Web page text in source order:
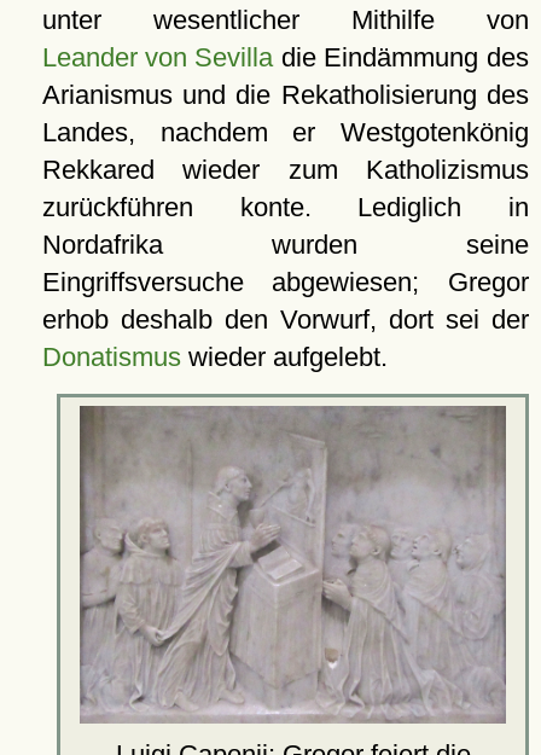
unter wesentlicher Mithilfe von
Leander von Sevilladie Eindämmung des
Arianismus und die Rekatholisierung des
Landes, nachdem er Westgotenkönig
Rekkared wieder zum Katholizismus
zurückführen konte. Lediglich in
Nordafrika wurden seine
Eingriffsversuche abgewiesen; Gregor
erhob deshalb den Vorwurf, dort sei der
Donatismuswieder aufgelebt.